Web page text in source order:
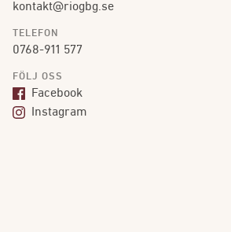
kontakt@riogbg.se
TELEFON
0768-911 577
FÖLJ OSS
Facebook
Instagram